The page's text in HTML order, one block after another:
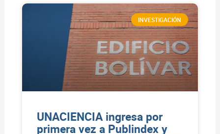
INVESTIGACIÓN
UNACIENCIA ingresa por
primera vez a Publindex y